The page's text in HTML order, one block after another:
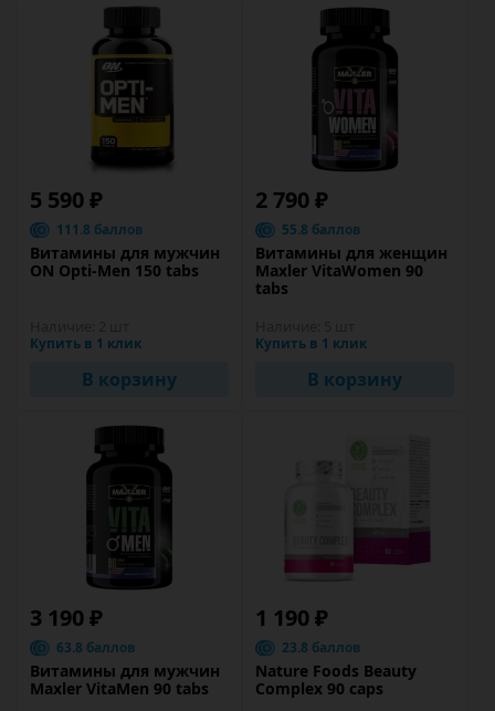
5 590 ₽
111.8 баллов
Витамины для мужчин
ON Opti-Men 150 tabs
Купить в 1 клик
В корзину
2 790 ₽
55.8 баллов
Витамины для женщин
Maxler VitaWomen 90
tabs
Купить в 1 клик
В корзину
3 190 ₽
63.8 баллов
Витамины для мужчин
Maxler VitaMen 90 tabs
1 190 ₽
23.8 баллов
Nature Foods Beauty
Complex 90 caps